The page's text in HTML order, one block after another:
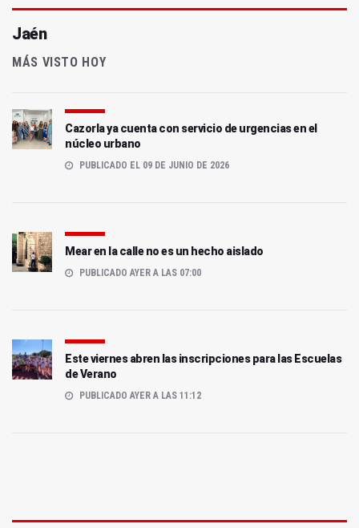
Jaén
MÁS VISTO HOY
Cazorla ya cuenta con servicio de urgencias en el
núcleo urbano
PUBLICADO EL 09 DE JUNIO DE 2026
Mear en la calle no es un hecho aislado
PUBLICADO AYER A LAS 07:00
Este viernes abren las inscripciones para las Escuelas
de Verano
PUBLICADO AYER A LAS 11:12